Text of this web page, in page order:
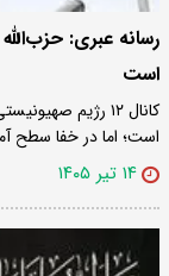
رسانه عبری:
است
کانال ۱۲ رژیم
است؛ اما در خفا سطح
۱۴ تیر ۱۴۰۵